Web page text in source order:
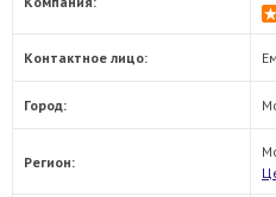
Контактное лицо:
Город:
Регион: